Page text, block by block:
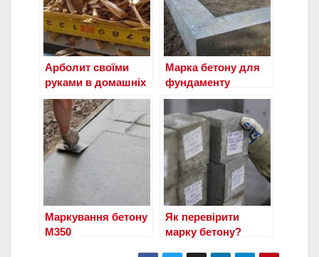
Арболит своїми
руками в домашніх
умовах-пропорції
Марка бетону для
фундаменту
приватного
будинку: вибір
сорту і пропорції
Маркування бетону
М350
Як перевірити
марку бетону?